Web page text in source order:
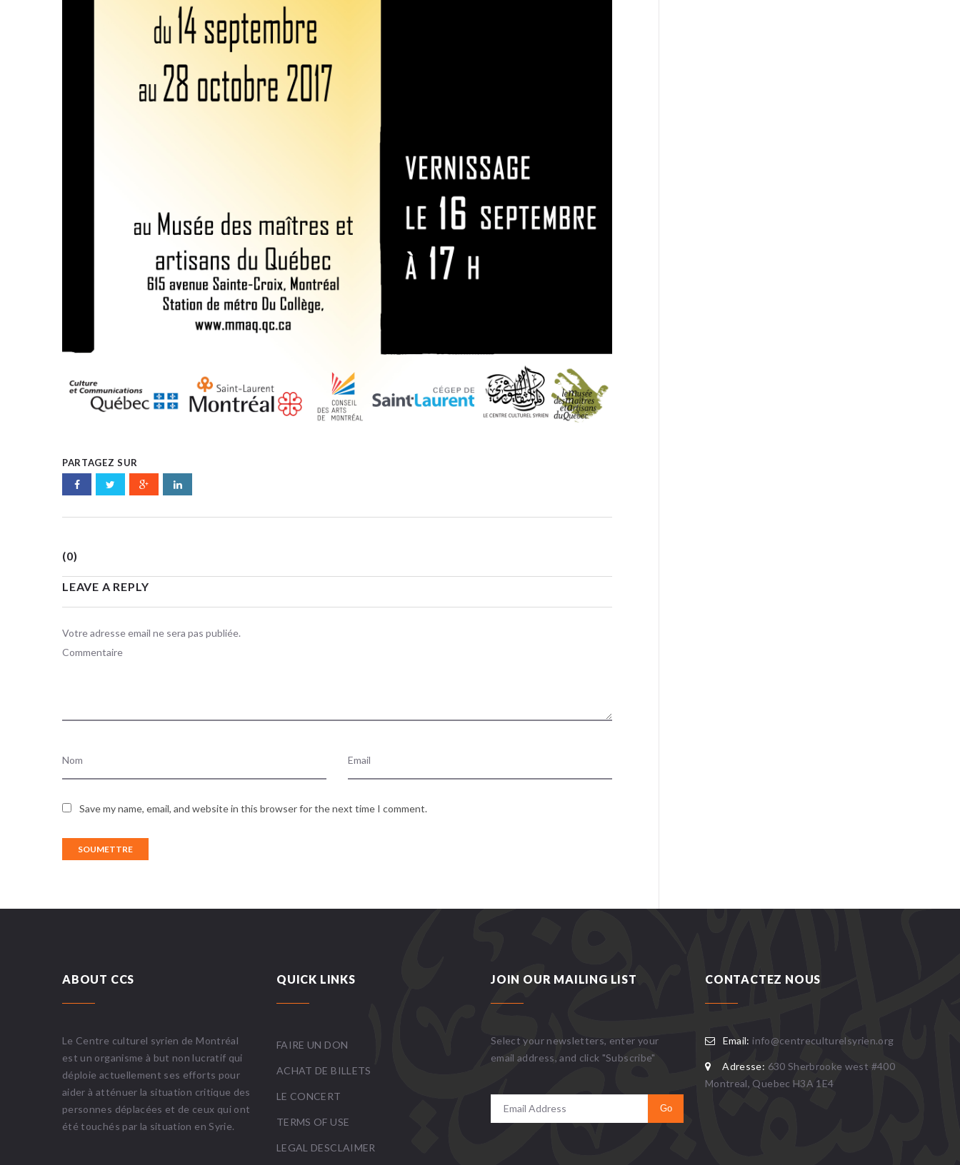
PARTAGEZ SUR
(0)
LEAVE A REPLY
Votre adresse email ne sera pas publiée.
Save my name, email, and website in this browser for the next time I comment.
ABOUT CCS
Le Centre culturel syrien de Montréal
est un organisme à but non lucratif qui
déploie actuellement ses efforts pour
aider à atténuer la situation critique des
personnes déplacées et de ceux qui ont
été touchés par la situation en Syrie.
QUICK LINKS
FAIRE UN DON
ACHAT DE BILLETS
LE CONCERT
TERMS OF USE
LEGAL DESCLAIMER
JOIN OUR MAILING LIST
Select your newsletters, enter your
email address, and click "Subscribe"
CONTACTEZ NOUS
Email: info@centreculturelsyrien.org
Adresse: 630 Sherbrooke west #400
Montreal, Quebec H3A 1E4